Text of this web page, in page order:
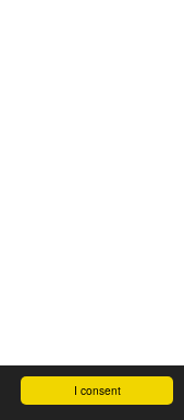
I consent